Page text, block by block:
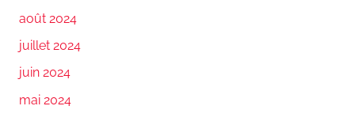
août 2024
juillet 2024
juin 2024
mai 2024